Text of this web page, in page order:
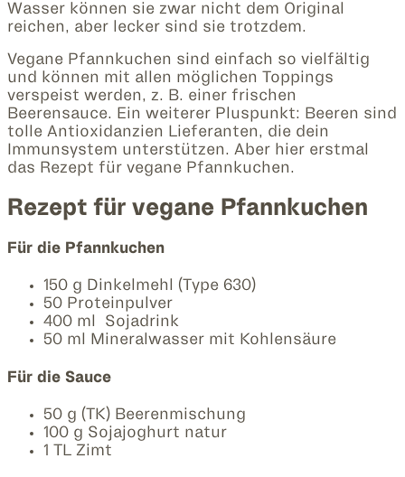
Wasser können sie zwar nicht dem Original
reichen, aber lecker sind sie trotzdem.
Vegane Pfannkuchen sind einfach so vielfältig
und können mit allen möglichen Toppings
verspeist werden, z. B. einer frischen
Beerensauce. Ein weiterer Pluspunkt: Beeren sind
tolle Antioxidanzien Lieferanten, die dein
Immunsystem unterstützen. Aber hier erstmal
das Rezept für vegane Pfannkuchen.
Rezept für vegane Pfannkuchen
Für die Pfannkuchen
150 g Dinkelmehl (Type 630)
50 Proteinpulver
400 ml Sojadrink
50 ml Mineralwasser mit Kohlensäure
Für die Sauce
50 g (TK) Beerenmischung
100 g Sojajoghurt natur
1 TL Zimt